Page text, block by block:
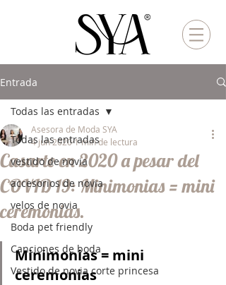
Entrada
Todas las entradas
vestido de novia
accesorios de novia
velos de novia
Boda pet friendly
Canciones de boda
Vestido de novia corte princesa
Todas las entradas
Casarte en 2020 a pesar del
COVID 19: Minimonias = mini
ceremonias.
Asesora de Moda SYA
4 jun 20201 min de lectura
Minimonias = mini
ceremonias